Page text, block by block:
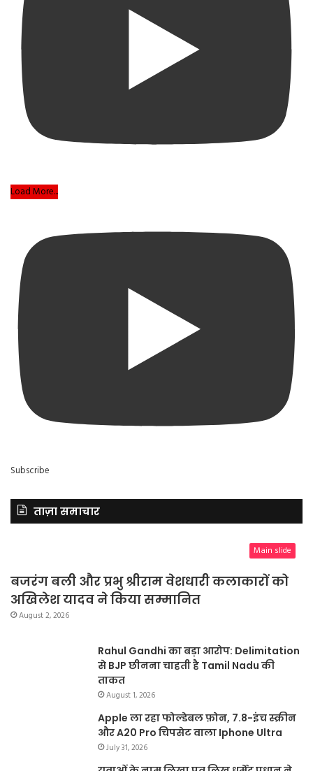
Load More...
Subscribe
ताज़ा समाचार
Main slide
बजरंग बली और प्रभु श्रीराम वेशधारी कलाकारों को
अखिलेश यादव ने किया सम्मानित
August 2, 2026
Rahul Gandhi का बड़ा आरोप: Delimitation
से BJP छीनना चाहती है Tamil Nadu की
ताकत
August 1, 2026
Apple ला रहा फोल्डेबल फ़ोन, 7.8-इंच स्क्रीन
और A20 Pro चिपसेट वाला Iphone Ultra
July 31, 2026